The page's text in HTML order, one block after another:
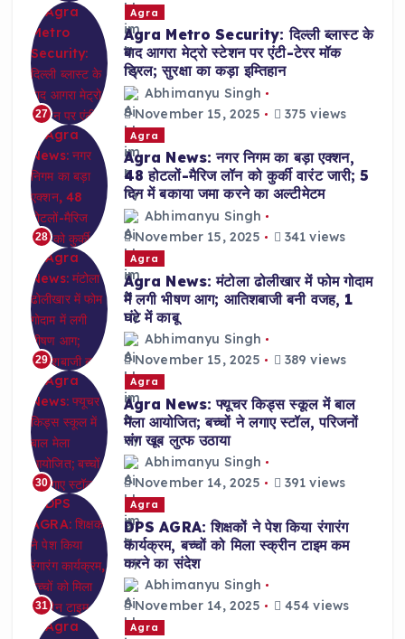
27
Agra
Agra Metro Security: दिल्ली ब्लास्ट के
बाद आगरा मेट्रो स्टेशन पर एंटी-टेरर मॉक
ड्रिल; सुरक्षा का कड़ा इम्तिहान
Abhimanyu Singh
November 15, 2025
375 views
28
Agra
Agra News: नगर निगम का बड़ा एक्शन,
48 होटलों-मैरिज लॉन को कुर्की वारंट जारी; 5
दिन में बकाया जमा करने का अल्टीमेटम
Abhimanyu Singh
November 15, 2025
341 views
29
Agra
Agra News: मंटोला ढोलीखार में फोम गोदाम
में लगी भीषण आग; आतिशबाजी बनी वजह, 1
घंटे में काबू
Abhimanyu Singh
November 15, 2025
389 views
30
Agra
Agra News: फ्यूचर किड्स स्कूल में बाल
मेला आयोजित; बच्चों ने लगाए स्टॉल, परिजनों
संग खूब लुत्फ उठाया
Abhimanyu Singh
November 14, 2025
391 views
31
Agra
DPS AGRA: शिक्षकों ने पेश किया रंगारंग
कार्यक्रम, बच्चों को मिला स्क्रीन टाइम कम
करने का संदेश
Abhimanyu Singh
November 14, 2025
454 views
Agra